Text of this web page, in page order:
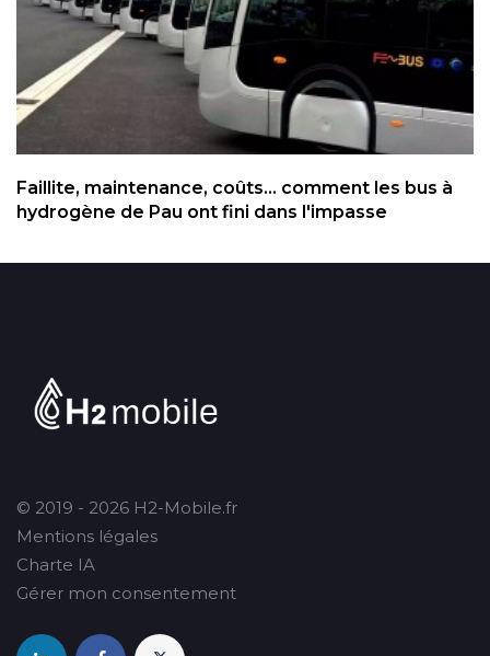
Faillite, maintenance, coûts... comment les bus à
hydrogène de Pau ont fini dans l'impasse
© 2019 - 2026 H2-Mobile.fr
Mentions légales
Charte IA
Gérer mon consentement